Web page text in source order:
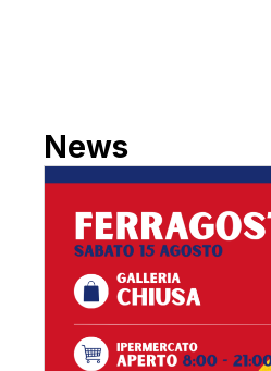
News